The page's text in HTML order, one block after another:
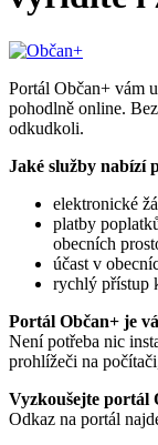
Portál Občan+ vám
pohodlně online.
odkudkoli.
Jaké služby nabízí
elektronické
platby
obecních
účast v
rychlý přístup
Portál Občan+ je
Není potřeba nic
prohlížeči na
Vyzkoušejte portál
Odkaz na portál